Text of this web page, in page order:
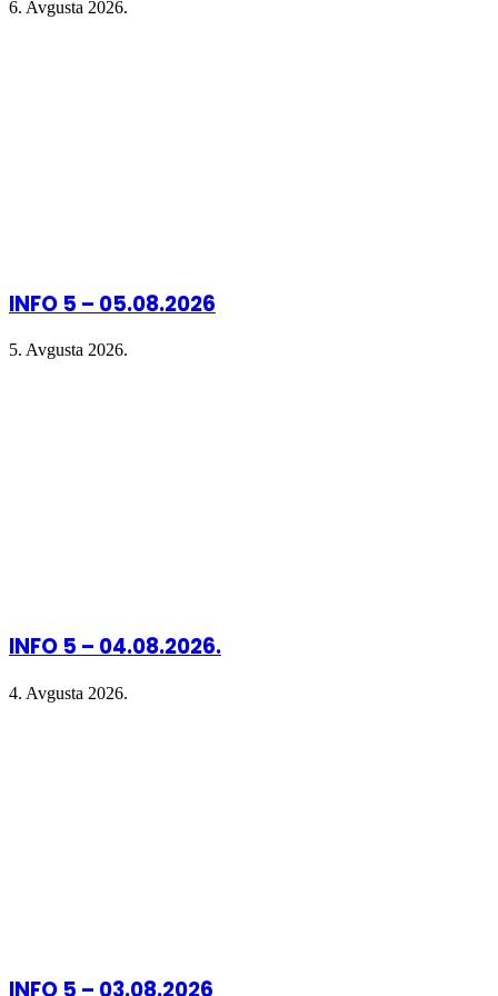
6. Avgusta 2026.
INFO 5 – 05.08.2026
5. Avgusta 2026.
INFO 5 – 04.08.2026.
4. Avgusta 2026.
INFO 5 – 03.08.2026